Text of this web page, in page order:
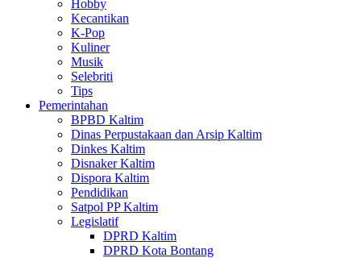
Hobby
Kecantikan
K-Pop
Kuliner
Musik
Selebriti
Tips
Pemerintahan
BPBD Kaltim
Dinas Perpustakaan dan Arsip Kaltim
Dinkes Kaltim
Disnaker Kaltim
Dispora Kaltim
Pendidikan
Satpol PP Kaltim
Legislatif
DPRD Kaltim
DPRD Kota Bontang